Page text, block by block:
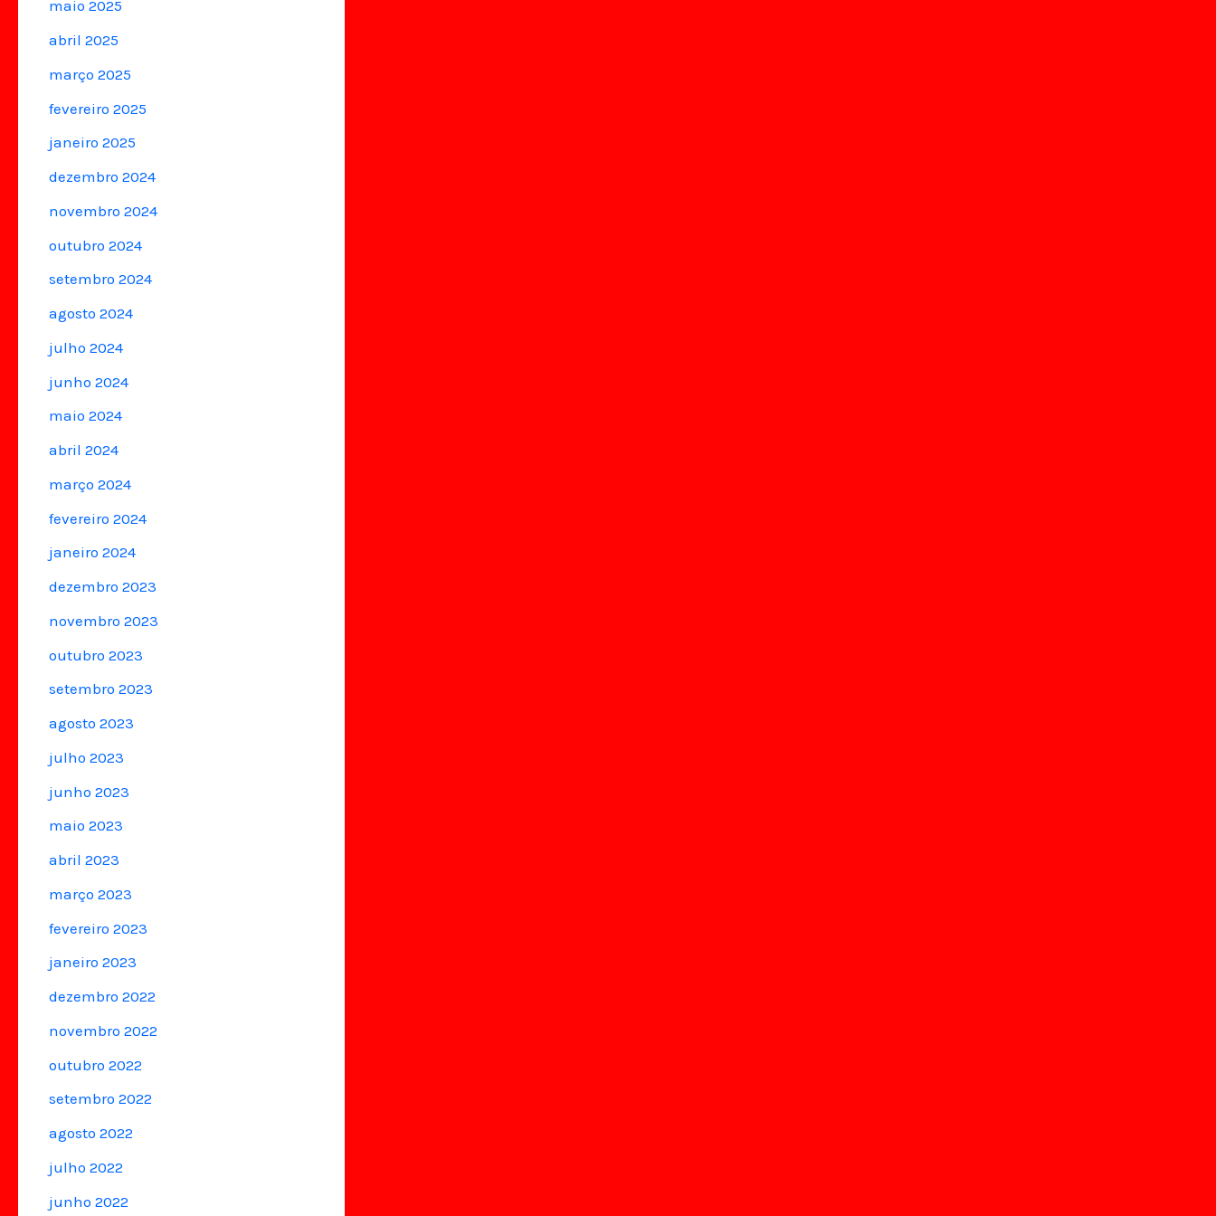
maio 2025
abril 2025
março 2025
fevereiro 2025
janeiro 2025
dezembro 2024
novembro 2024
outubro 2024
setembro 2024
agosto 2024
julho 2024
junho 2024
maio 2024
abril 2024
março 2024
fevereiro 2024
janeiro 2024
dezembro 2023
novembro 2023
outubro 2023
setembro 2023
agosto 2023
julho 2023
junho 2023
maio 2023
abril 2023
março 2023
fevereiro 2023
janeiro 2023
dezembro 2022
novembro 2022
outubro 2022
setembro 2022
agosto 2022
julho 2022
junho 2022